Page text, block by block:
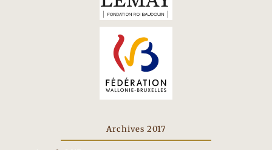
Archives 2017